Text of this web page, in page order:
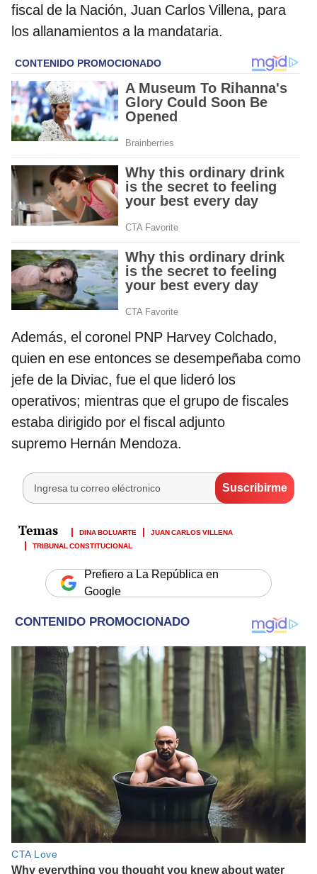
fiscal de la Nación, Juan Carlos Villena, para
los allanamientos a la mandataria.
Además, el coronel PNP Harvey Colchado,
quien en ese entonces se desempeñaba como
jefe de la Diviac, fue el que lideró los
operativos; mientras que el grupo de fiscales
estaba dirigido por el fiscal adjunto
supremo Hernán Mendoza.
DINA BOLUARTE
JUAN CARLOS VILLENA
TRIBUNAL CONSTITUCIONAL
Prefiero a La República en
Google